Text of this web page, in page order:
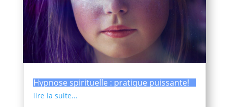
Hypnose spirituelle : pratique puissante!
lire la suite...